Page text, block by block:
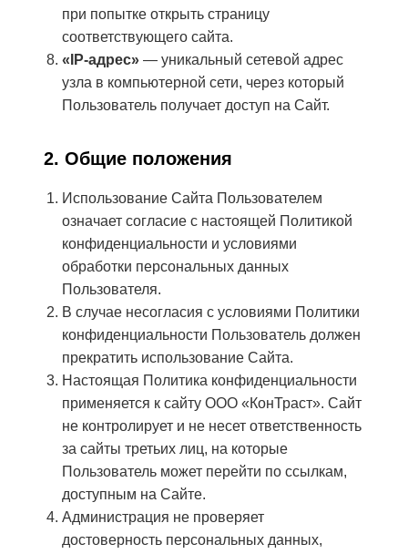
при попытке открыть страницу
соответствующего сайта.
«IP-адрес» — уникальный сетевой адрес
узла в компьютерной сети, через который
Пользователь получает доступ на Сайт.
2. Общие положения
Использование Сайта Пользователем
означает согласие с настоящей Политикой
конфиденциальности и условиями
обработки персональных данных
Пользователя.
В случае несогласия с условиями Политики
конфиденциальности Пользователь должен
прекратить использование Сайта.
Настоящая Политика конфиденциальности
применяется к сайту ООО «КонТраст». Сайт
не контролирует и не несет ответственность
за сайты третьих лиц, на которые
Пользователь может перейти по ссылкам,
доступным на Сайте.
Администрация не проверяет
достоверность персональных данных,